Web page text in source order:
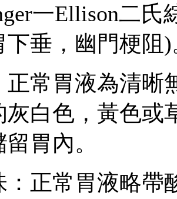
一Ellison二氏
下垂，幽門梗阻)
胃液為清晰
灰白色，黃色或
胃內。
常胃液略帶